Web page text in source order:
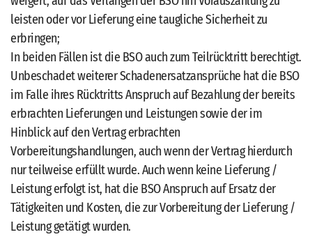
leisten oder vor Lieferung eine taugliche Sicherheit zu
erbringen;
In beiden Fällen ist die BSO auch zum Teilrücktritt berechtigt.
Unbeschadet weiterer Schadenersatzansprüche hat die BSO
im Falle ihres Rücktritts Anspruch auf Bezahlung der bereits
erbrachten Lieferungen und Leistungen sowie der im
Hinblick auf den Vertrag erbrachten
Vorbereitungshandlungen, auch wenn der Vertrag hierdurch
nur teilweise erfüllt wurde. Auch wenn keine Lieferung /
Leistung erfolgt ist, hat die BSO Anspruch auf Ersatz der
Tätigkeiten und Kosten, die zur Vorbereitung der Lieferung /
Leistung getätigt wurden.